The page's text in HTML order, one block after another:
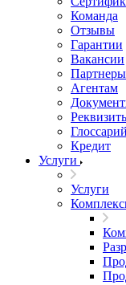
Команда
Отзывы
Гарантии
Вакансии
Партнеры
Агентам
Глоссарий
Кредит
Услуги
Услуги